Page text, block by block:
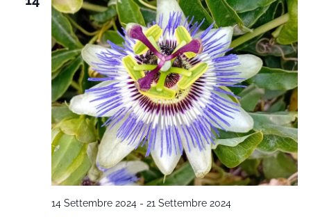
14 Settembre 2024- 21 Settembre 2024